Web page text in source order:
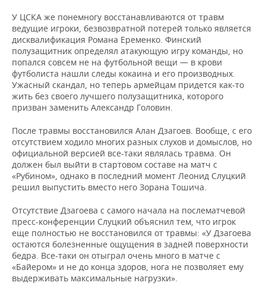
У ЦСКА же понемногу восстанавливаются от травм
ведущие игроки, безвозвратной потерей только является
дисквалификация Романа Еременко. Финский
полузащитник определял атакующую игру команды, но
попался совсем не на футбольной вещи — в крови
футболиста нашли следы кокаина и его производных.
Ужасный скандал, но теперь армейцам придется как-то
жить без своего лучшего полузащитника, которого
призван заменить Александр Головин.
После травмы восстановился Алан Дзагоев. Вообще, с его
отсутствием ходило многих разных слухов и домыслов, но
официальной версией все-таки являлась травма. Он
должен был выйти в стартовом составе на матч с
«Рубином», однако в последний момент Леонид Слуцкий
решил выпустить вместо него Зорана Тошича.
Отсутствие Дзагоева с самого начала на послематчевой
пресс-конференции Слуцкий объяснил тем, что игрок
еще полностью не восстановился от травмы: «У Дзагоева
остаются болезненные ощущения в задней поверхности
бедра. Все-таки он отыграл очень много в матче с
«Байером» и не до конца здоров, нога не позволяет ему
выдерживать максимальные нагрузки».